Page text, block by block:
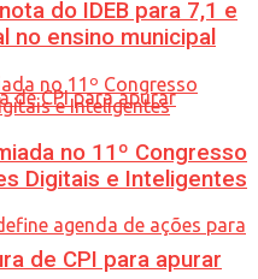
de CPI para apurar
do IDEB para 7,1 e
no ensino municipal
no 11º Congresso
Digitais e Inteligentes